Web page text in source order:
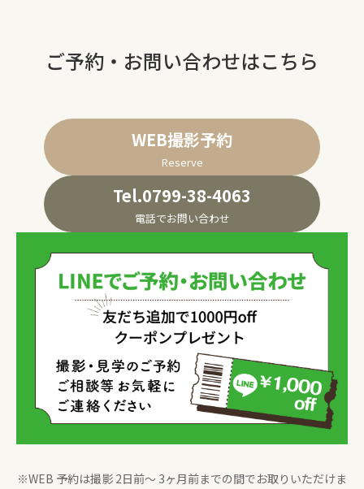
ご予約・お問い合わせはこちら
WEB撮影予約
Reserve
Tel.0799-38-4063
電話でお問い合わせ
※WEB 予約は撮影 2日前〜 3ヶ月前までの間でお取りいただけま